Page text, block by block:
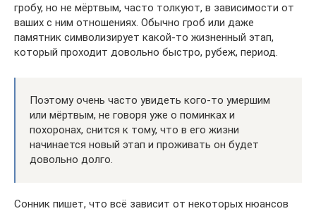
гробу, но не мёртвым, часто толкуют, в зависимости от
ваших с ним отношениях. Обычно гроб или даже
памятник символизирует какой-то жизненный этап,
который проходит довольно быстро, рубеж, период.
Поэтому очень часто увидеть кого-то умершим
или мёртвым, не говоря уже о поминках и
похоронах, снится к тому, что в его жизни
начинается новый этап и проживать он будет
довольно долго.
Сонник пишет, что всё зависит от некоторых нюансов